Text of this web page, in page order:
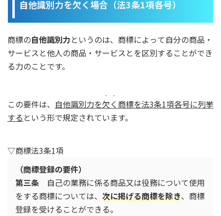
自他識別力を欠く場合（法3条1項各号）
商標の自他識別力というのは、商標によって自分の商品・
サービスと他人の商品・サービスとを区別することができ
る力のことです。
この要件は、 自他識別力を欠く
・・
商標を法3条1項各号に列挙
する という形で規定されています。
▽商標法3条1項
（商標登録の要件）
第三条 自己の業務に係る商品又は役務について使用
をする商標については、 次に掲げる商標を除き、商標
登録を受けることができる。